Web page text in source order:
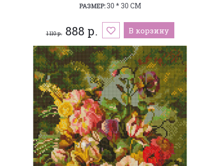
РАЗМЕР:30 * 30 СМ
1 110 р.888 р. В корзину